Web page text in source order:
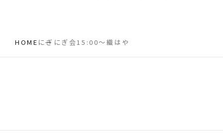
HOME にぎにぎ会15:00〜織はや